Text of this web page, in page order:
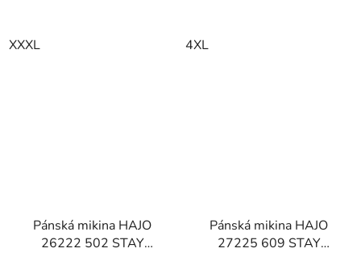
XXXL 4XL
Pánská mikina HAJO
26222 502 STAY
Pánská mikina HAJO
27225 609 STAY